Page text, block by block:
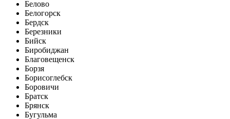
Белово
Белогорск
Бердск
Березники
Бийск
Биробиджан
Благовещенск
Борзя
Борисоглебск
Боровичи
Братск
Брянск
Бугульма